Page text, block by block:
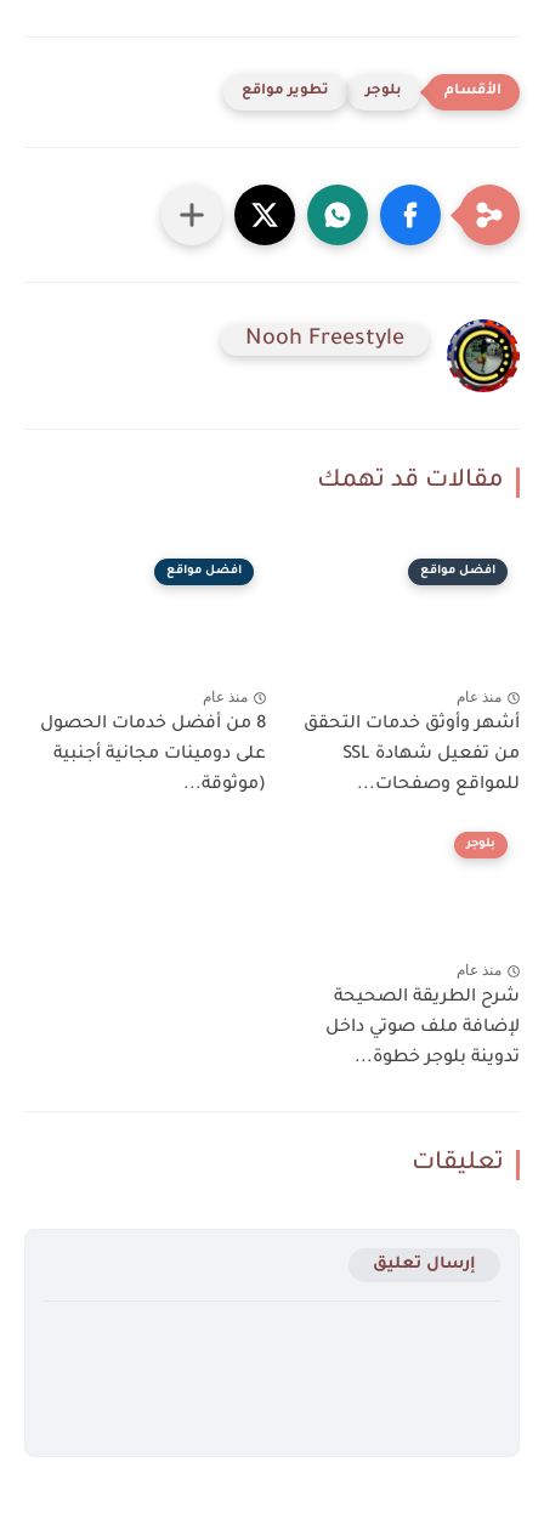
بلوجر تطوير مواقع
Nooh Freestyle
مقالات قد تهمك
افضل مواقع
منذ عام
أشهر وأوثق خدمات التحقق
من تفعيل شهادة SSL
للمواقع وصفحات...
افضل مواقع
منذ عام
8 من أفضل خدمات الحصول
على دومينات مجانية أجنبية
(موثوقة...
بلوجر
منذ عام
شرح الطريقة الصحيحة
لإضافة ملف صوتي داخل
تدوينة بلوجر خطوة...
تعليقات
إرسال تعليق